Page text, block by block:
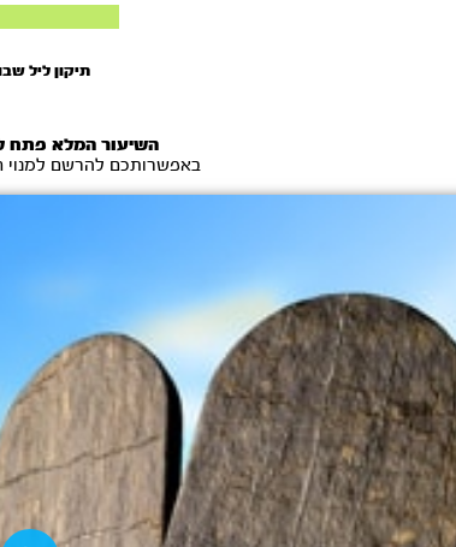
תיקון ליל
השיעור המלא פתח
באפשרותכם להרשם למנוי